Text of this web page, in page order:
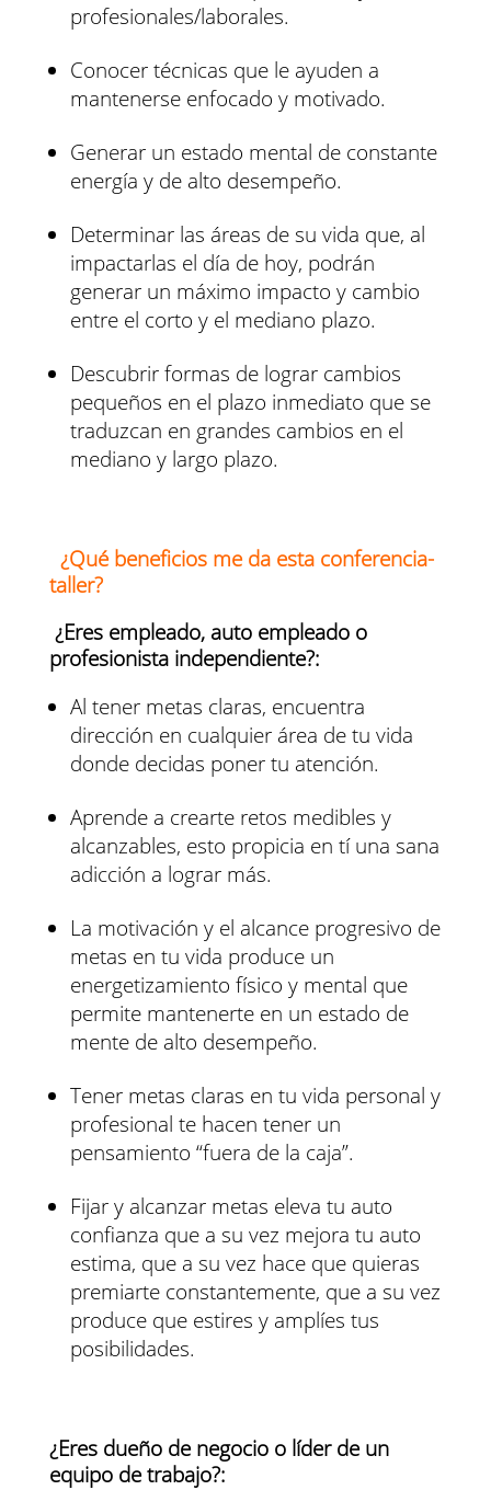
profesionales/laborales.
Conocer técnicas que le ayuden a
mantenerse enfocado y motivado.
Generar un estado mental de constante
energía y de alto desempeño.
Determinar las áreas de su vida que, al
impactarlas el día de hoy, podrán
generar un máximo impacto y cambio
entre el corto y el mediano plazo.
Descubrir formas de lograr cambios
pequeños en el plazo inmediato que se
traduzcan en grandes cambios en el
mediano y largo plazo.
¿Qué beneficios me da esta conferencia-
taller?
¿Eres empleado, auto empleado o
profesionista independiente?:
Al tener metas claras, encuentra
dirección en cualquier área de tu vida
donde decidas poner tu atención.
Aprende a crearte retos medibles y
alcanzables, esto propicia en tí una sana
adicción a lograr más.
La motivación y el alcance progresivo de
metas en tu vida produce un
energetizamiento físico y mental que
permite mantenerte en un estado de
mente de alto desempeño.
Tener metas claras en tu vida personal y
profesional te hacen tener un
pensamiento “fuera de la caja”.
Fijar y alcanzar metas eleva tu auto
confianza que a su vez mejora tu auto
estima, que a su vez hace que quieras
premiarte constantemente, que a su vez
produce que estires y amplíes tus
posibilidades.
¿Eres dueño de negocio o líder de un
equipo de trabajo?: